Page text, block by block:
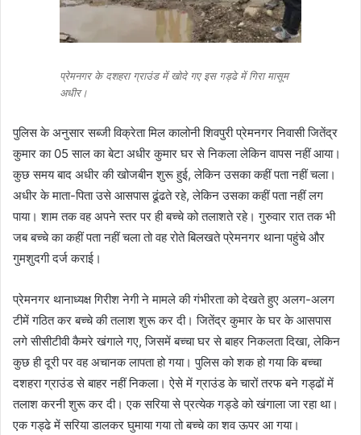
प्रेमनगर के दशहरा ग्राउंड में खोदे गए इस गड्ढे में गिरा मासूम
अधीर।
पुलिस के अनुसार सब्जी विक्रेता मिल कालोनी शिवपुरी प्रेमनगर निवासी जितेंद्र
कुमार का 05 साल का बेटा अधीर कुमार घर से निकला लेकिन वापस नहीं आया।
कुछ समय बाद अधीर की खोजबीन शुरू हुई, लेकिन उसका कहीं पता नहीं चला।
अधीर के माता-पिता उसे आसपास ढूंढते रहे, लेकिन उसका कहीं पता नहीं लग
पाया। शाम तक वह अपने स्तर पर ही बच्चे को तलाशते रहे। गुरुवार रात तक भी
जब बच्चे का कहीं पता नहीं चला तो वह रोते बिलखते प्रेमनगर थाना पहुंचे और
गुमशुदगी दर्ज कराई।
प्रेमनगर थानाध्यक्ष गिरीश नेगी ने मामले की गंभीरता को देखते हुए अलग-अलग
टीमें गठित कर बच्चे की तलाश शुरू कर दी। जितेंद्र कुमार के घर के आसपास
लगे सीसीटीवी कैमरे खंगाले गए, जिसमें बच्चा घर से बाहर निकलता दिखा, लेकिन
कुछ ही दूरी पर वह अचानक लापता हो गया। पुलिस को शक हो गया कि बच्चा
दशहरा ग्राउंड से बाहर नहीं निकला। ऐसे में ग्राउंड के चारों तरफ बने गड्ढों में
तलाश करनी शुरू कर दी। एक सरिया से प्रत्येक गड्डे को खंगाला जा रहा था।
एक गड्ढे में सरिया डालकर घुमाया गया तो बच्चे का शव ऊपर आ गया।